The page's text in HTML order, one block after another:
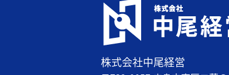
株式会社中尾経営